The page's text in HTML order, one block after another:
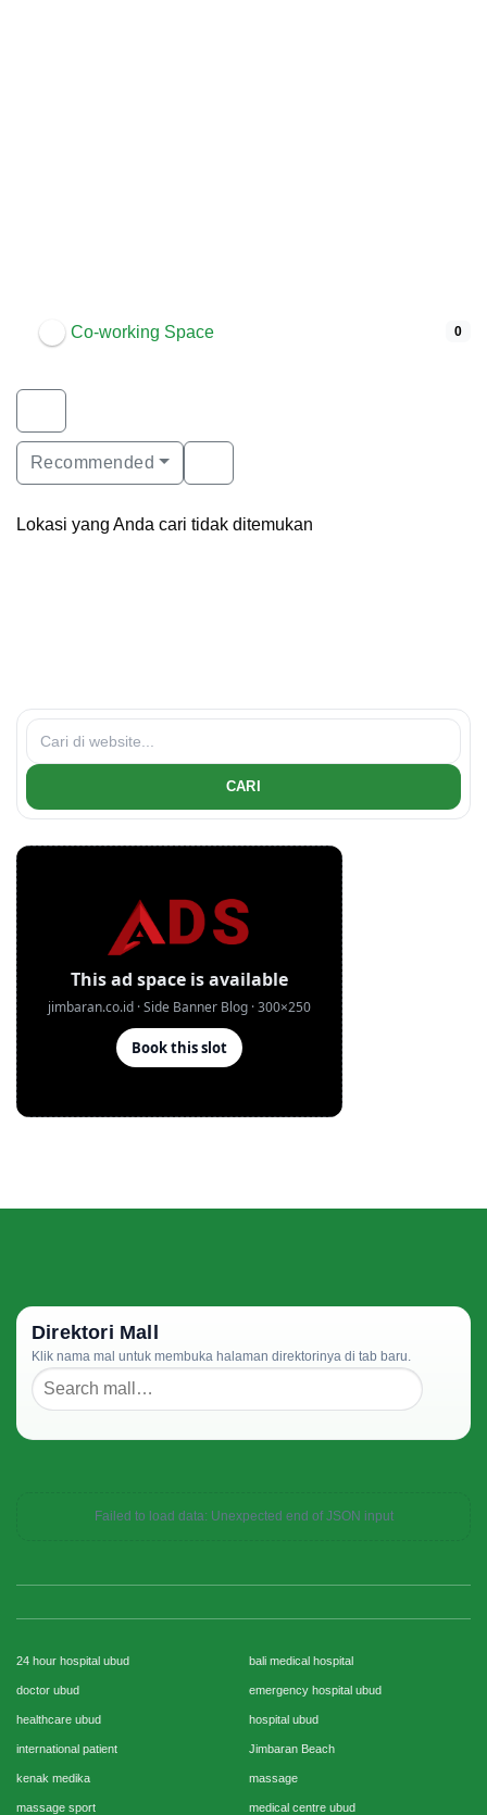
Co-working Space 0
Recommended
Lokasi yang Anda cari tidak ditemukan
CARI
Direktori Mall
Klik nama mal untuk membuka halaman direktorinya di tab baru.
Failed to load data: Unexpected end of JSON input
24 hour hospital ubud bali medical hospital
doctor ubud emergency hospital ubud
healthcare ubud hospital ubud
international patient Jimbaran Beach
kenak medika massage
massage sport medical centre ubud